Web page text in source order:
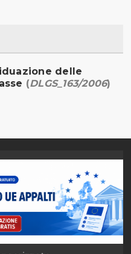
delle
(DLGS_163/2006)